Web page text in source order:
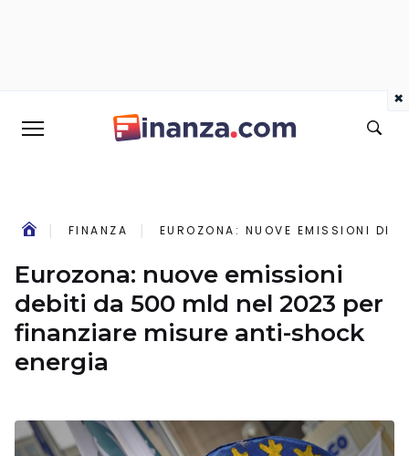
FINANZA EUROZONA: NUOVE EMISSIONI
Eurozona: nuove emissioni
debiti da 500 mld nel 2023 per
finanziare misure anti-shock
energia
×